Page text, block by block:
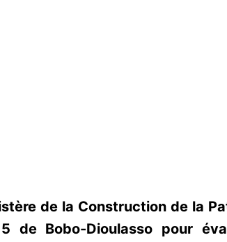
de la Construction de la
de Bobo-Dioulasso pour